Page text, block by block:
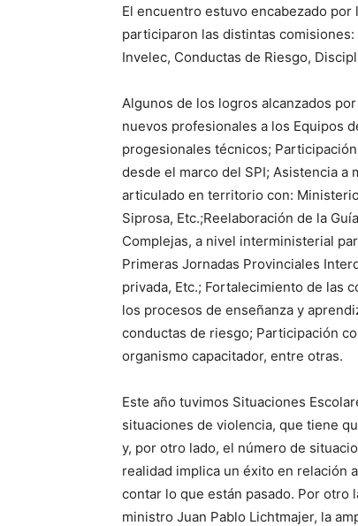
El encuentro estuvo encabezado
participaron las distintas
Invelec, Conductas de Riesgo,
Algunos de los logros alcanzados
nuevos profesionales a los Equipos
progesionales técnicos;
desde el marco del SPI; Asistencia a
articulado en territorio con:
Siprosa, Etc.;Reelaboración de la
Complejas, a nivel interministerial
Primeras Jornadas Provinciales
privada, Etc.; Fortalecimiento de las
los procesos de enseñanza y
conductas de riesgo; Participación
organismo capacitador, entre otras.
Este año tuvimos Situaciones
situaciones de violencia, que tiene
y, por otro lado, el número de
realidad implica un éxito en relación
contar lo que están pasado. Por otro
ministro Juan Pablo Lichtmajer, la